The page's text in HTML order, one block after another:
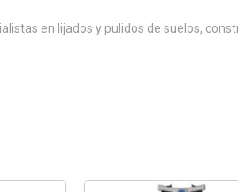
en lijados y pulidos de suelos,